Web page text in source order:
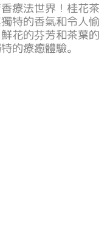
療法世界！桂花茶
特的香氣和令人愉
花的芬芳和茶葉的
的療癒體驗。